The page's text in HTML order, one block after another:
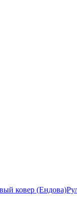
ковер (Ендова)